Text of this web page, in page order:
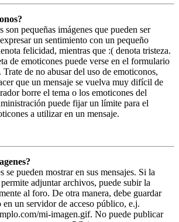
son pequeñas imágenes que pueden ser
un sentimiento con un pequeño
felicidad, mientras que :( denota tristeza.
de emoticones puede verse en el formulario
de no abusar del uso de emoticonos,
que un mensaje se vuelva muy difícil de
borre el tema o los emoticones del
puede fijar un límite para el
a utilizar en un mensaje.
se pueden mostrar en sus mensajes. Si la
adjuntar archivos, puede subir la
al foro. De otra manera, debe guardar
un servidor de acceso público, e.j.
mi-imagen.gif. No puede publicar